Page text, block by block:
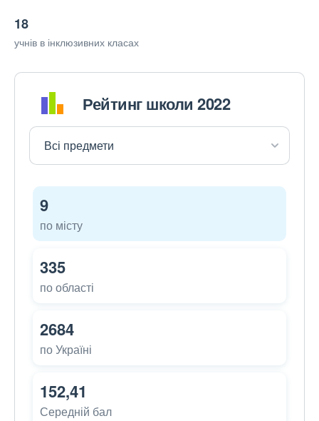
18
учнів в інклюзивних класах
Рейтинг школи 2022
9
по місту
335
по області
2684
по Україні
152,41
Середній бал